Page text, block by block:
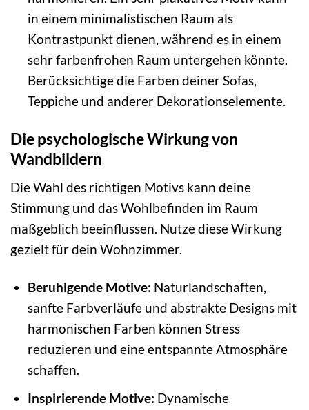
in einem minimalistischen Raum als
Kontrastpunkt dienen, während es in einem
sehr farbenfrohen Raum untergehen könnte.
Berücksichtige die Farben deiner Sofas,
Teppiche und anderer Dekorationselemente.
Die psychologische Wirkung von
Wandbildern
Die Wahl des richtigen Motivs kann deine
Stimmung und das Wohlbefinden im Raum
maßgeblich beeinflussen. Nutze diese Wirkung
gezielt für dein Wohnzimmer.
Beruhigende Motive: Naturlandschaften,
sanfte Farbverläufe und abstrakte Designs mit
harmonischen Farben können Stress
reduzieren und eine entspannte Atmosphäre
schaffen.
Inspirierende Motive: Dynamische